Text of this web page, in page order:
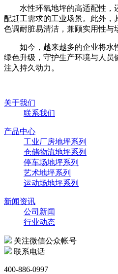
水性环氧地坪的高适配性
配赶工需求的工业场景。此外，
色调耐脏易清洁，兼顾实用性与
如今，越来越多的企业将水
绿色升级，守护生产环境与人员
注入持久动力。
关于我们
联系我们
产品中心
工业厂房地坪系列
仓储物流地坪系列
停车场地坪系列
艺术地坪系列
运动场地坪系列
新闻资讯
公司新闻
行业动态
关注微信公众帐号
联系电话
400-886-0997